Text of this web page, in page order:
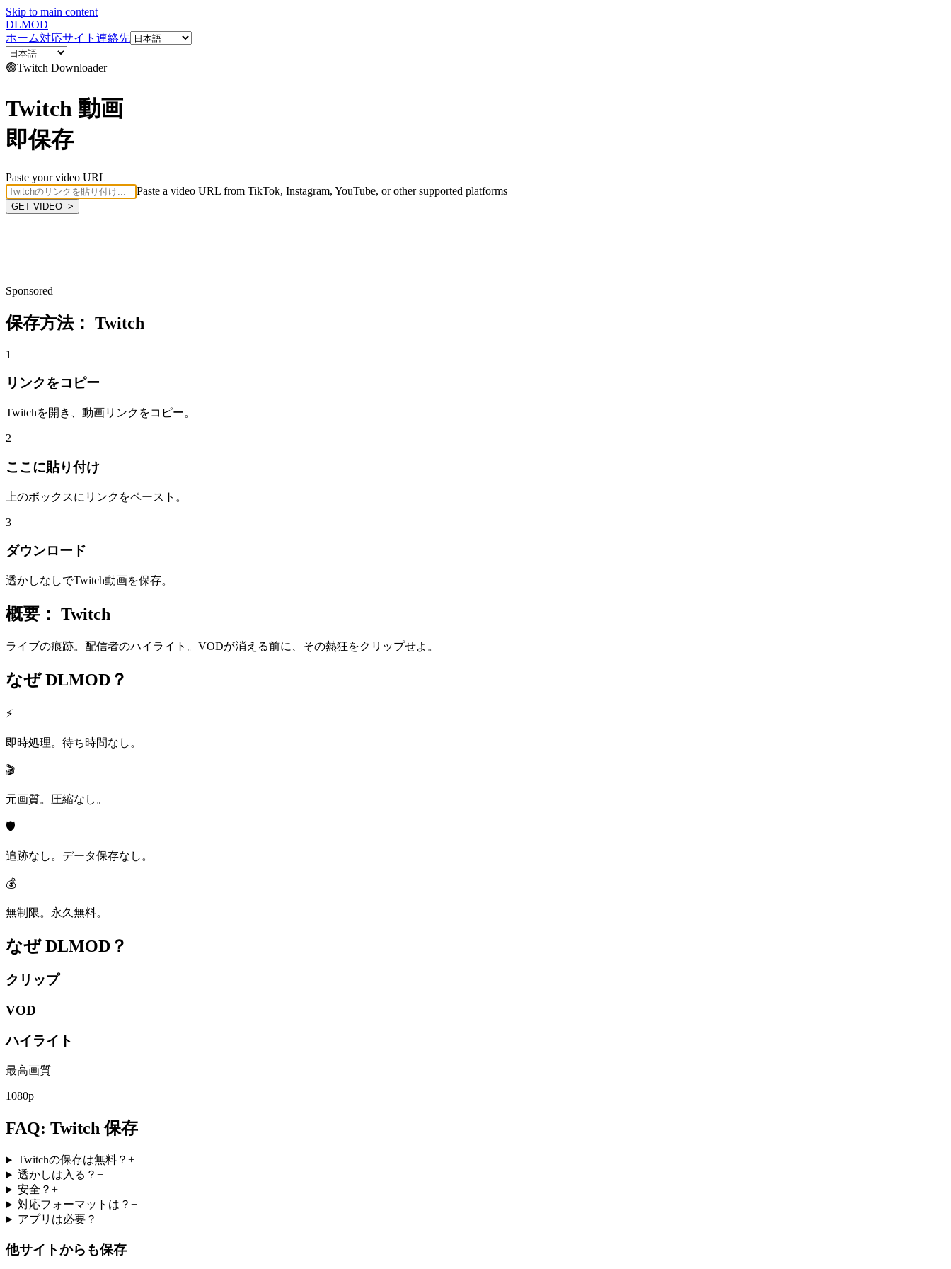
Skip to main content
DLMOD
ホーム対応サイト 連絡先
🟣Twitch Downloader
Twitch 動画
即保存
Paste your video URL
Paste a video URL from TikTok, Instagram, YouTube, or other supported platforms
GET VIDEO ->
Sponsored
保存方法： Twitch
1
リンクをコピー
Twitchを開き、動画リンクをコピー。
2
ここに貼り付け
上のボックスにリンクをペースト。
3
ダウンロード
透かしなしでTwitch動画を保存。
概要： Twitch
ライブの痕跡。配信者のハイライト。VODが消える前に、その熱狂をクリップせよ。
なぜ DLMOD？
⚡
即時処理。待ち時間なし。
🎬
元画質。圧縮なし。
🛡️
追跡なし。データ保存なし。
💰
無制限。永久無料。
なぜ DLMOD？
クリップ
VOD
ハイライト
最高画質
1080p
FAQ: Twitch 保存
Twitchの保存は無料？ +
透かしは入る？ +
安全？ +
対応フォーマットは？ +
アプリは必要？ +
他サイトからも保存